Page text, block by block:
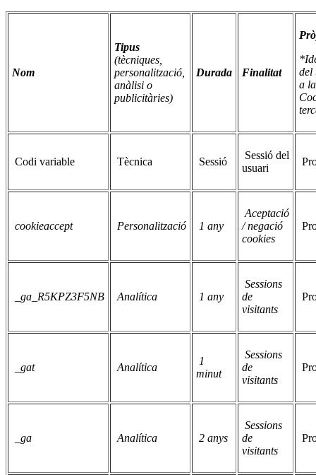
Nom
Tipus
(tècniques,
personalització,
anàlisi o
publicitàries)
Durada Finalitat
del
a
Codi variable Tècnica Sessió
Sessió del
usuari
cookieaccept Personalització 1 any
Aceptació
/ negació
cookies
_ga_R5KPZ3F5NB Analítica 1 any
Sessions
de
visitants
_gat Analítica
1
minut
Sessions
de
visitants
_ga Analítica 2 anys
Sessions
de
visitants